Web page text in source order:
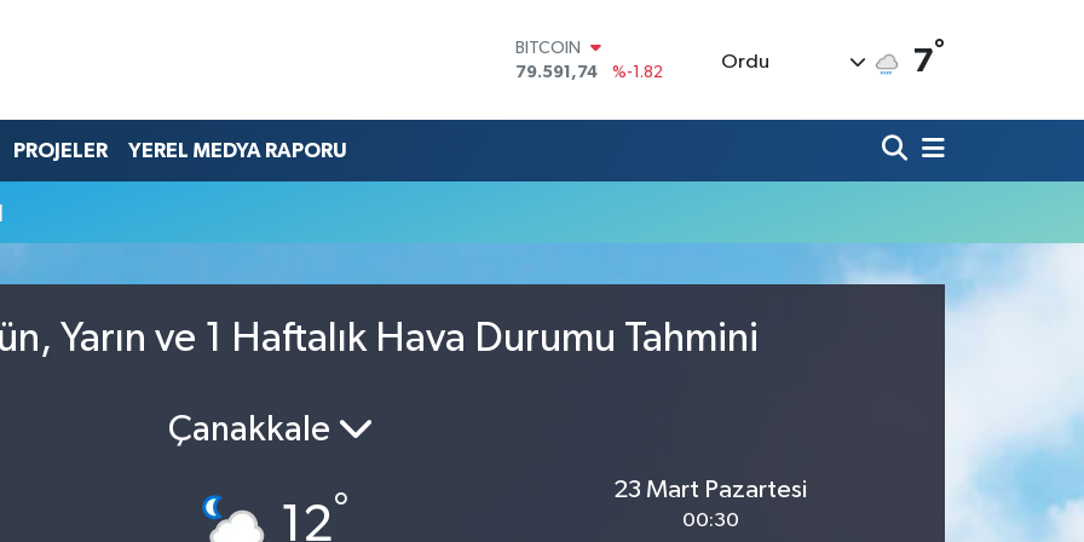
BITCOIN
79.591,74
%-1.82
45,43620
%0.02
BİST100
Ordu 7°
PROJELER YEREL MEDYA RAPORU
Yarın ve 1 Haftalık Hava Durumu Tahmini
Çanakkale
12°
23 Mart Pazartesi
00:30